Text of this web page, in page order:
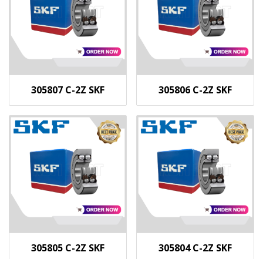
305807 C-2Z SKF 305806 C-2Z SKF
305805 C-2Z SKF 305804 C-2Z SKF